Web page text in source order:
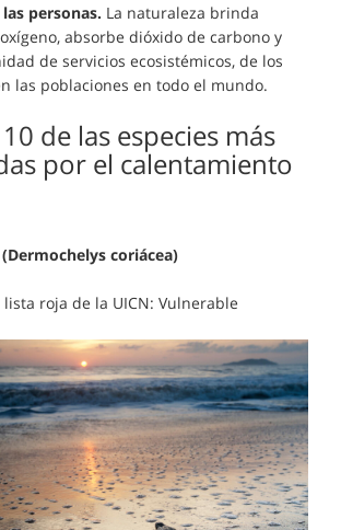
personas. La naturaleza brinda
absorbe dióxido de carbono y
de servicios ecosistémicos, de los
las poblaciones en todo el mundo.
de las especies más
por el calentamiento
coriácea)
lista roja de la UICN: Vulnerable